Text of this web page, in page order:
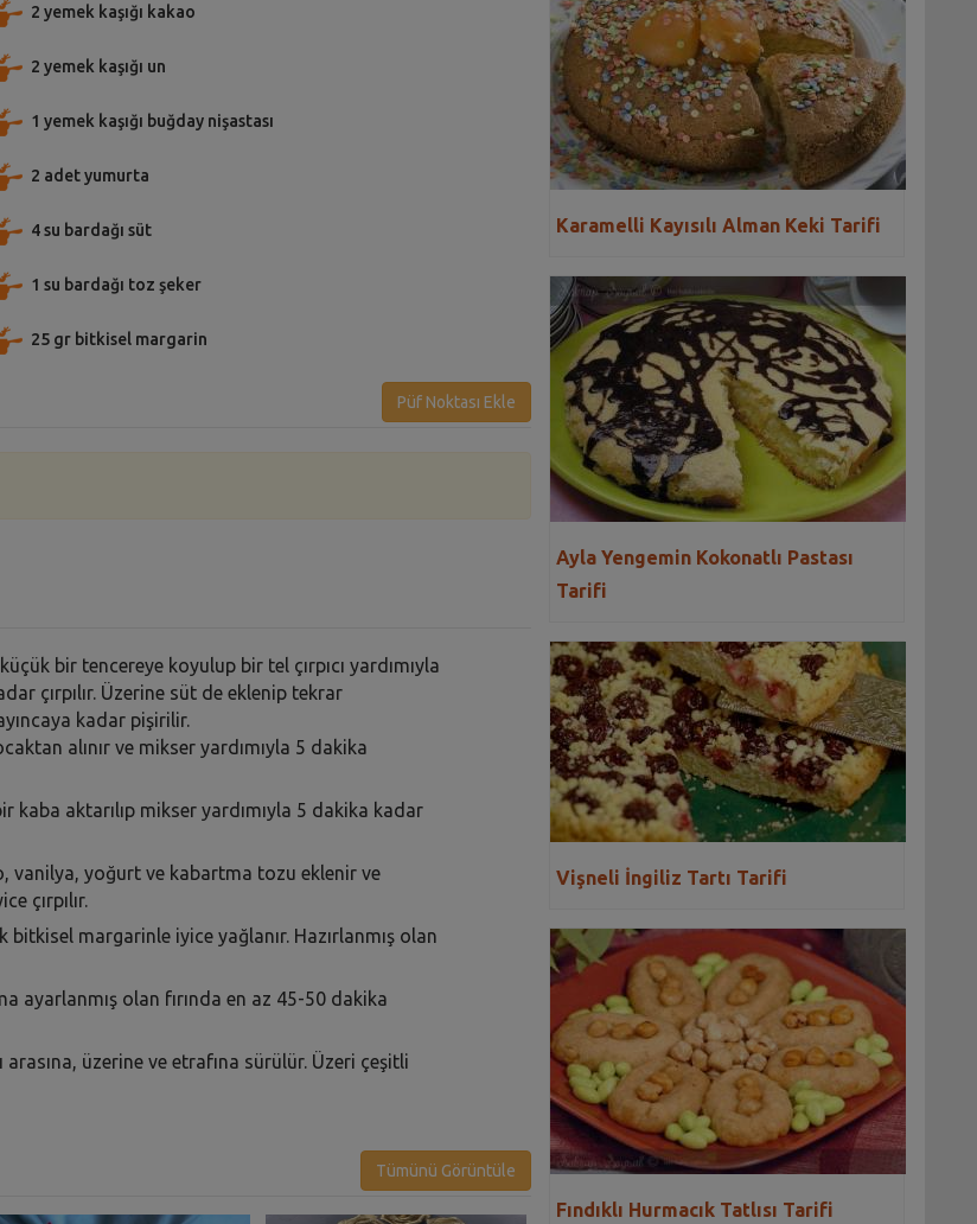
2 yemek kaşığı kakao
2 yemek kaşığı un
1 yemek kaşığı buğday nişastası
2 adet yumurta
4 su bardağı süt
1 su bardağı toz şeker
25 gr bitkisel margarin
Püf Noktası Ekle
bir tencereye koyulup bir tel çırpıcı yardımıyla
çırpılır. Üzerine süt de eklenip tekrar
kadar pişirilir.
alınır ve mikser yardımıyla 5 dakika
kaba aktarılıp mikser yardımıyla 5 dakika kadar
vanilya, yoğurt ve kabartma tozu eklenir ve
çırpılır.
bitkisel margarinle iyice yağlanır. Hazırlanmış olan
ayarlanmış olan fırında en az 45-50 dakika
üzerine ve etrafına sürülür. Üzeri çeşitli
Tümünü Görüntüle
Karamelli Kayısılı Alman Keki Tarifi
Ayla Yengemin Kokonatlı Pastası
Tarifi
Vişneli İngiliz Tartı Tarifi
Fındıklı Hurmacık Tatlısı Tarifi